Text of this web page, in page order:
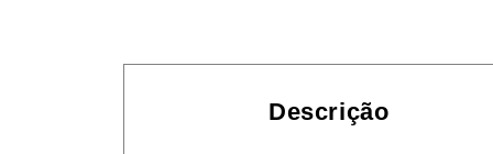
Descrição